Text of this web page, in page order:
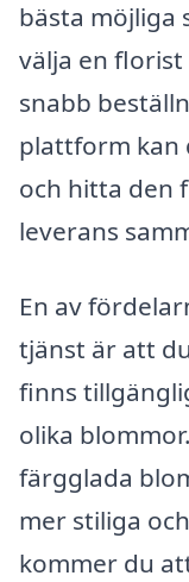
bästa möjliga
välja en
snabb
plattform kan
och hitta den
leverans
En av
tjänst är att
finns
olika
färgglada
mer stiliga
kommer du